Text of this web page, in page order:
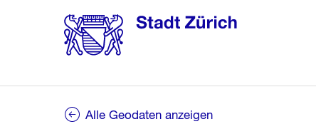
Alle Geodaten anzeigen